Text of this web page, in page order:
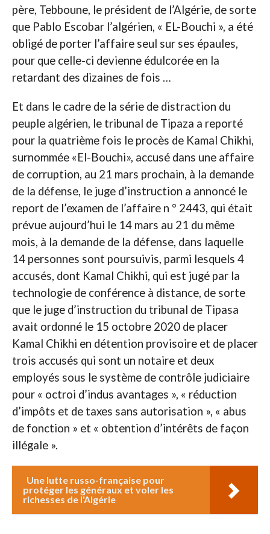
père, Tebboune, le président de l’Algérie, de sorte
que Pablo Escobar l’algérien, « EL-Bouchi », a été
obligé de porter l’affaire seul sur ses épaules,
pour que celle-ci devienne édulcorée en la
retardant des dizaines de fois …
Et dans le cadre de la série de distraction du
peuple algérien, le tribunal de Tipaza a reporté
pour la quatrième fois le procès de Kamal Chikhi,
surnommée «El-Bouchi», accusé dans une affaire
de corruption, au 21 mars prochain, à la demande
de la défense, le juge d’instruction a annoncé le
report de l’examen de l’affaire n ° 2443, qui était
prévue aujourd’hui le 14 mars au 21 du même
mois, à la demande de la défense, dans laquelle
14 personnes sont poursuivis, parmi lesquels 4
accusés, dont Kamal Chikhi, qui est jugé par la
technologie de conférence à distance, de sorte
que le juge d’instruction du tribunal de Tipasa
avait ordonné le 15 octobre 2020 de placer
Kamal Chikhi en détention provisoire et de placer
trois accusés qui sont un notaire et deux
employés sous le système de contrôle judiciaire
pour « octroi d’indus avantages », « réduction
d’impôts et de taxes sans autorisation », « abus
de fonction » et « obtention d’intérêts de façon
illégale ».
Une lutte russo-française pour
protéger les généraux et voler les
richesses de l'Algérie